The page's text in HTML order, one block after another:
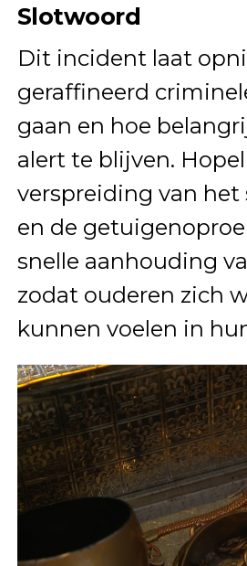
Slotwoord
Dit incident laat
geraffineerd
gaan en hoe
alert te blijven.
verspreiding van
en de
snelle aanhouding
zodat ouderen zich
kunnen voelen in